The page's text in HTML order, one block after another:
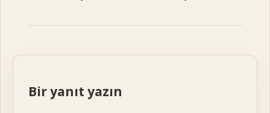
Bir yanıt yazın